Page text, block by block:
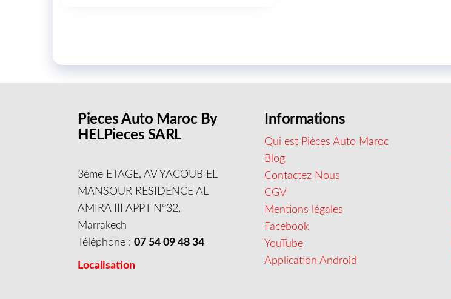
Pieces Auto Maroc By
HELPieces SARL
3éme ETAGE, AV YACOUB EL
MANSOUR RESIDENCE AL
AMIRA III APPT N°32,
Marrakech
Téléphone :07 54 09 48 34
Localisation
Informations
Qui est Pièces Auto Maroc
Blog
Contactez Nous
CGV
Mentions légales
Facebook
YouTube
Application Android